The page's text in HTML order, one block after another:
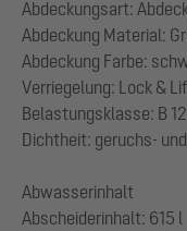
Abdeckungsart:
Abdeckung Material:
Abdeckung Farbe:
Verriegelung: Lock &
Belastungsklasse: B
Dichtheit: geruchs-
Abwasserinhalt
Abscheiderinhalt: 615 l